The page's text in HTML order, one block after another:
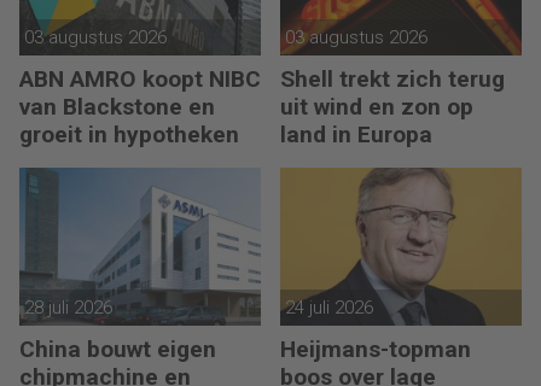
03 augustus 2026
ABN AMRO koopt NIBC
van Blackstone en
groeit in hypotheken
03 augustus 2026
Shell trekt zich terug
uit wind en zon op
land in Europa
28 juli 2026
China bouwt eigen
chipmachine en
24 juli 2026
Heijmans-topman
boos over lage